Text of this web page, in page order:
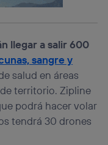
llegar a salir 600
sangre y
salud en áreas
territorio. Zipline
podrá hacer volar
tendrá 30 drones
función de las
será más
en la
Utiq seleccionando
esta página web o
Utiq